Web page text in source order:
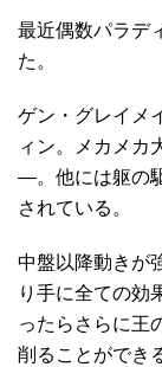
最近偶数パラデ
た。
ゲン・グレイメ
ィン。メカメカ
―。他には躯の
されている。
中盤以降動きが
り手に全ての効
ったらさらに王
削ることができ